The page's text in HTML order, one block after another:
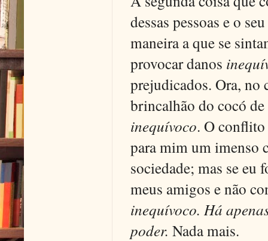
dessas pessoas e o
maneira a que se
provocar danos
prejudicados. Ora, no
brincalhão do cocó
inequívoco. O conflito
para mim um imenso
sociedade; mas se eu
meus amigos e não
inequívoco. Há
poder. Nada mais.